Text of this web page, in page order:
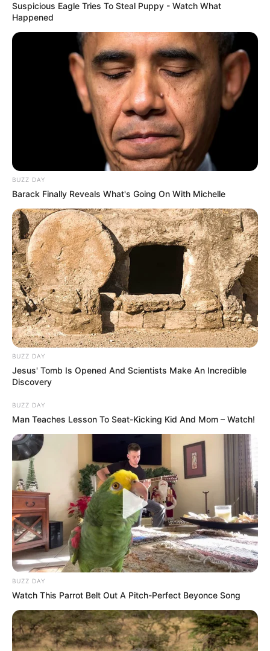
Suspicious Eagle Tries To Steal Puppy - Watch What
Happened
BUZZ DAY
Barack Finally Reveals What's Going On With Michelle
BUZZ DAY
Jesus' Tomb Is Opened And Scientists Make An Incredible
Discovery
BUZZ DAY
Man Teaches Lesson To Seat-Kicking Kid And Mom – Watch!
BUZZ DAY
Watch This Parrot Belt Out A Pitch-Perfect Beyonce Song